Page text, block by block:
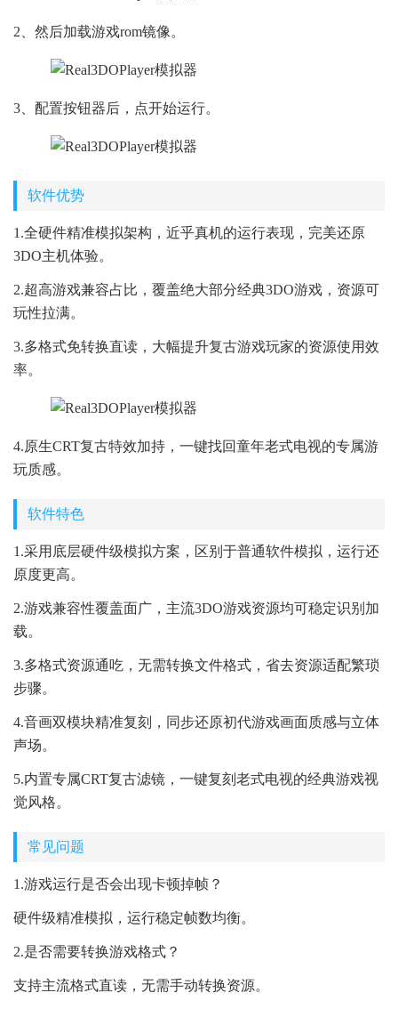
2、然后加载游戏rom镜像。
3、配置按钮器后，点开始运行。
软件优势
1.全硬件精准模拟架构，近乎真机的运行表现，完美还原
3DO主机体验。
2.超高游戏兼容占比，覆盖绝大部分经典3DO游戏，资源可
玩性拉满。
3.多格式免转换直读，大幅提升复古游戏玩家的资源使用效
率。
4.原生CRT复古特效加持，一键找回童年老式电视的专属游
玩质感。
软件特色
1.采用底层硬件级模拟方案，区别于普通软件模拟，运行还
原度更高。
2.游戏兼容性覆盖面广，主流3DO游戏资源均可稳定识别加
载。
3.多格式资源通吃，无需转换文件格式，省去资源适配繁琐
步骤。
4.音画双模块精准复刻，同步还原初代游戏画面质感与立体
声场。
5.内置专属CRT复古滤镜，一键复刻老式电视的经典游戏视
觉风格。
常见问题
1.游戏运行是否会出现卡顿掉帧？
硬件级精准模拟，运行稳定帧数均衡。
2.是否需要转换游戏格式？
支持主流格式直读，无需手动转换资源。